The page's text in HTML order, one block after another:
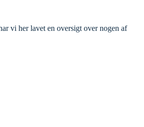
vi her lavet en oversigt over nogen af